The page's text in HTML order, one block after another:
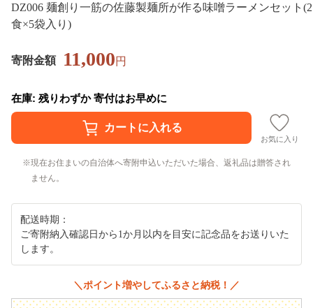
DZ006 麺創り一筋の佐藤製麺所が作る味噌ラーメンセット(2
食×5袋入り)
寄附金額 11,000円
在庫: 残りわずか 寄付はお早めに
お気に入り
現在お住まいの自治体へ寄附申込いただいた場合、返礼品は贈答され
ません。
配送時期：
ご寄附納入確認日から1か月以内を目安に記念品をお送りいた
します。
＼ポイント増やしてふるさと納税！／